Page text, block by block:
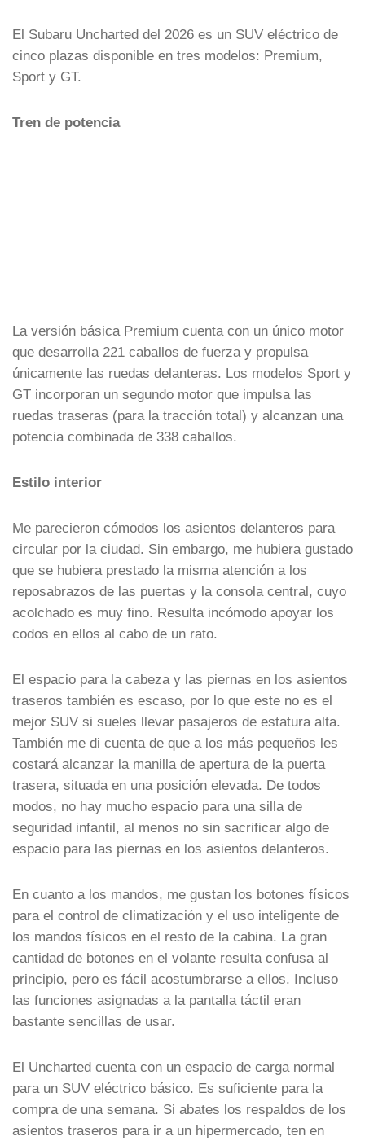
El Subaru Uncharted del 2026 es un SUV eléctrico de
cinco plazas disponible en tres modelos: Premium,
Sport y GT.
Tren de potencia
La versión básica Premium cuenta con un único motor
que desarrolla 221 caballos de fuerza y propulsa
únicamente las ruedas delanteras. Los modelos Sport y
GT incorporan un segundo motor que impulsa las
ruedas traseras (para la tracción total) y alcanzan una
potencia combinada de 338 caballos.
Estilo interior
Me parecieron cómodos los asientos delanteros para
circular por la ciudad. Sin embargo, me hubiera gustado
que se hubiera prestado la misma atención a los
reposabrazos de las puertas y la consola central, cuyo
acolchado es muy fino. Resulta incómodo apoyar los
codos en ellos al cabo de un rato.
El espacio para la cabeza y las piernas en los asientos
traseros también es escaso, por lo que este no es el
mejor SUV si sueles llevar pasajeros de estatura alta.
También me di cuenta de que a los más pequeños les
costará alcanzar la manilla de apertura de la puerta
trasera, situada en una posición elevada. De todos
modos, no hay mucho espacio para una silla de
seguridad infantil, al menos no sin sacrificar algo de
espacio para las piernas en los asientos delanteros.
En cuanto a los mandos, me gustan los botones físicos
para el control de climatización y el uso inteligente de
los mandos físicos en el resto de la cabina. La gran
cantidad de botones en el volante resulta confusa al
principio, pero es fácil acostumbrarse a ellos. Incluso
las funciones asignadas a la pantalla táctil eran
bastante sencillas de usar.
El Uncharted cuenta con un espacio de carga normal
para un SUV eléctrico básico. Es suficiente para la
compra de una semana. Si abates los respaldos de los
asientos traseros para ir a un hipermercado, ten en